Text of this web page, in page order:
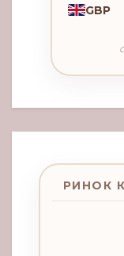
GBP
РИНОК